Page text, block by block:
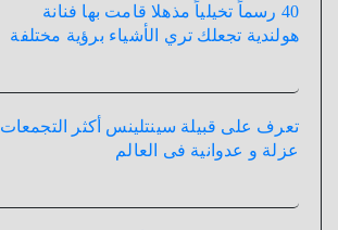
40 رسماً تخيلياً مذهلا قامت بها فنانة
هولندية تجعلك تري الأشياء برؤية مختلفة
تعرف على قبيلة سينتلينس أكثر التجمعات
عزلة و عدوانية فى العالم